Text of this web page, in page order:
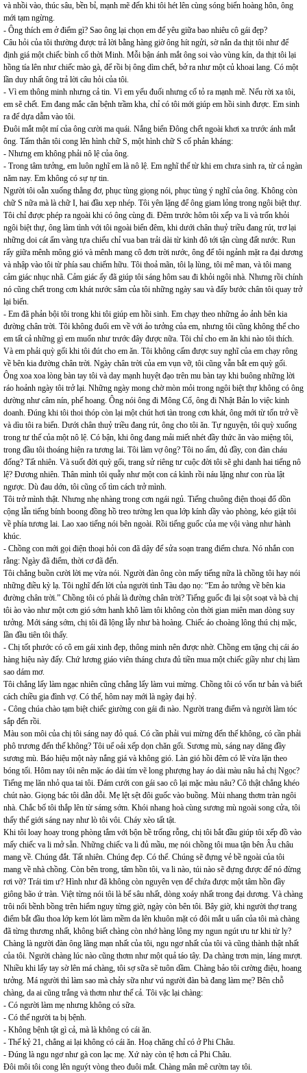
và nhồi vào, thúc sâu, bền bỉ, mạnh mẽ đến khi tôi hét lên cùng sóng biển hoàng hôn, ông
mới tạm ngừng.
- Ông thích em ở điểm gì? Sao ông lại chọn em để yêu giữa bao nhiêu cô gái đẹp?
Câu hỏi của tôi thường được trả lời bằng hàng giờ ông hít ngửi, sờ nắn da thịt tôi như để
định giá một chiếc bình cổ thời Minh. Mỗi bận ánh mắt ông soi vào vùng kín, da thịt tôi lại
hồng tía lên như chiếc mào gà, để rồi bị ông dìm chết, bở ra như một củ khoai lang. Có một
lần duy nhất ông trả lời câu hỏi của tôi.
- Vì em thông minh nhưng cả tin. Vì em yếu đuối nhưng cố tỏ ra mạnh mẽ. Nếu rời xa tôi,
em sẽ chết. Em đang mắc căn bệnh trầm kha, chỉ có tôi mới giúp em hồi sinh được. Em sinh
ra để dựa dẫm vào tôi.
Đuôi mắt một mí của ông cười ma quái. Nắng biển Đông chết ngoài khơi xa trước ánh mắt
ông. Tấm thân tôi cong lên hình chữ S, một hình chữ S cố phản kháng:
- Nhưng em không phải nô lệ của ông.
- Trong tâm tưởng, em luôn nghĩ em là nô lệ. Em nghĩ thế từ khi em chưa sinh ra, từ cả ngàn
năm nay. Em không có sự tự tin.
Người tôi oằn xuống thẳng đơ, phục tùng giọng nói, phục tùng ý nghĩ của ông. Không còn
chữ S nữa mà là chữ I, hai đầu xẹp nhép. Tôi yên lặng để ông giam lỏng trong ngôi biệt thự.
Tôi chỉ được phép ra ngoài khi có ông cùng đi. Đêm trước hôm tôi xếp va li và trốn khỏi
ngôi biệt thự, ông làm tình với tôi ngoài biển đêm, khi dưới chân thuỷ triều đang rút, trơ lại
những doi cát ẩm vàng tựa chiếu chỉ vua ban trải dài từ kinh đô tới tận cùng đất nước. Run
rẩy giữa mênh mông gió và mênh mang cô đơn trời nước, ông để tôi ngảnh mặt ra đại dương
và nhập vào tôi từ phía sau chiếm hữu. Tôi thoả mãn, tôi lạ lùng, tôi mê man, và tôi mang
cảm giác nhục nhã. Cảm giác ấy đã giúp tôi sáng hôm sau đi khỏi ngôi nhà. Nhưng rồi chính
nó cũng chết trong cơn khát nước sâm của tôi những ngày sau và đẩy bước chân tôi quay trở
lại biển.
- Em đã phản bội tôi trong khi tôi giúp em hồi sinh. Em chạy theo những ảo ảnh bên kia
đường chân trời. Tôi không đuổi em về với ảo tưởng của em, nhưng tôi cũng không thể cho
em tất cả những gì em muốn như trước đây được nữa. Tôi chỉ cho em ăn khi nào tôi thích.
Và em phải quỳ gối khi tôi đút cho em ăn. Tôi không cấm được suy nghĩ của em chạy rông
về bên kia đường chân trời. Ngày chân trời của em vụn vỡ, tôi cũng vẫn bắt em quỳ gối.
Ông xoa xoa lòng bàn tay tôi và day mạnh huyệt đạo trên mu bàn tay khi buông những lời
ráo hoảnh ngày tôi trở lại. Những ngày mong chờ mòn mỏi trong ngôi biệt thự không có ông
dường như câm nín, phế hoang. Ông nói ông đi Mông Cổ, ông đi Nhật Bản lo việc kinh
doanh. Đúng khi tôi thoi thóp còn lại một chút hơi tàn trong cơn khát, ông mới từ tốn trở về
và dìu tôi ra biển. Dưới chân thuỷ triều đang rút, ông cho tôi ăn. Tự nguyện, tôi quỳ xuống
trong tư thế của một nô lệ. Có bận, khi ông đang mải miết nhét đầy thức ăn vào miệng tôi,
trong đầu tôi thoáng hiện ra tương lai. Tôi làm vợ ông? Tôi no ấm, đủ đầy, con đàn cháu
đống? Tất nhiên. Và suốt đời quỳ gối, trang sử riêng tư cuộc đời tôi sẽ ghi danh hai tiếng nô
lệ? Đương nhiên. Thân mình tôi quẫy như một con cá kình rồi náu lặng như con rùa lật
ngược. Dù đau dớn, tôi cũng cố tìm cách trở mình.
Tôi trở mình thật. Nhưng nhẹ nhàng trong cơn ngái ngủ. Tiếng chuông điện thoại đổ dồn
cộng lẫn tiếng bính boong đồng hồ treo tường len qua lớp kính dầy vào phòng, kéo giật tôi
về phía tương lai. Lao xao tiếng nói bên ngoài. Rồi tiếng guốc của mẹ vội vàng như hành
khúc.
- Chồng con mới gọi điện thoại hỏi con đã dậy để sửa soạn trang điểm chưa. Nó nhắn con
rằng: Ngày đã điểm, thời cơ đã đến.
Tôi chẳng buồn cười lời mẹ vừa nói. Người đàn ông còn mấy tiếng nữa là chồng tôi hay nói
những điều kỳ lạ. Tôi nghĩ đến lời của người tình Tàu dạo nọ: “Em ảo tưởng về bên kia
đường chân trời.” Chồng tôi có phải là đường chân trời? Tiếng guốc đi lại sột soạt và bà chị
tôi ào vào như một cơn gió sớm hanh khô làm tôi không còn thời gian miên man dòng suy
tưởng. Mới sáng sớm, chị tôi đã lộng lẫy như bà hoàng. Chiếc áo choàng lông thú chị mặc,
lần đầu tiên tôi thấy.
- Chị tốt phước có cô em gái xinh đẹp, thông minh nên được nhờ. Chồng em tặng chị cái áo
hàng hiệu này đấy. Chứ lương giáo viên tháng chưa đủ tiền mua một chiếc giầy như chị làm
sao dám mơ.
Tôi chẳng lấy làm ngạc nhiên cũng chẳng lấy làm vui mừng. Chồng tôi có vốn tư bản và biết
cách chiều gia đình vợ. Có thế, hôm nay mới là ngày đại hỷ.
- Công chúa chào tạm biệt chiếc giường con gái đi nào. Người trang điểm và người làm tóc
sắp đến rồi.
Màu son môi của chị tôi sáng nay đỏ quá. Có cần phải vui mừng đến thế không, có cần phải
phô trương đến thế không? Tôi uể oải xếp dọn chăn gối. Sương mù, sáng nay dăng đầy
sương mù. Báo hiệu một này nắng giá và không gió. Làn gió hồi đêm có lẽ vừa lặn theo
bóng tối. Hôm nay tôi nên mặc áo dài tím vẽ long phượng hay áo dài màu nâu hả chị Ngọc?
Tiếng mẹ lăn nhỏ qua tai tôi. Đám cưới con gái sao cô lại mặc màu nâu? Cô thật chẳng khéo
chút nào. Giọng bác tôi dằn dỗi. Mẹ lệt sệt đôi guốc vào buồng. Mùi nhang thơm tràn ngôi
nhà. Chắc bố tôi thắp lên từ sámg sớm. Khói nhang hoà cùng sương mù ngoài song cửa, tôi
thấy thế giới sáng nay như lò tôi vôi. Cháy xèo tất tật.
Khi tôi loay hoay trong phòng tắm với bộn bề trống rỗng, chị tôi bắt đầu giúp tôi xếp đồ vào
mấy chiếc va li mở sẵn. Những chiếc va li đủ mầu, mẹ nói chồng tôi mua tận bên Âu châu
mang về. Chúng đắt. Tất nhiên. Chúng đẹp. Có thể. Chúng sẽ đựng vẻ bề ngoài của tôi
mang về nhà chồng. Còn bên trong, tâm hồn tôi, va li nào, túi nào sẽ đựng được để nó đừng
rơi vỡ? Trái tim ư? Hình như đã không còn nguyên vẹn để chứa được một tâm hồn đầy
giông bão ứ tràn. Việt từng nói tôi là bể sâu nhất, dòng xoáy nhất trong đại dương. Và chàng
trôi nổi bềnh bồng trên hiểm nguy từng giờ, ngày còn bên tôi. Bây giờ, khi người thợ trang
điểm bắt đầu thoa lớp kem lót làm mềm da lên khuôn mặt có đôi mắt u uẩn của tôi mà chàng
đã từng thương nhất, không biết chàng còn nhớ hàng lông my ngun ngút ưu tư khi từ ly?
Chàng là người đàn ông lãng mạn nhất của tôi, ngu ngơ nhất của tôi và cũng thành thật nhất
của tôi. Người chàng lúc nào cũng thơm như một quả táo tây. Da chàng trơn mịn, láng mượt.
Nhiều khi lấy tay sờ lên má chàng, tôi sợ sữa sẽ tuôn dầm. Chàng bảo tôi cường điệu, hoang
tưởng. Má người thì làm sao mà chảy sữa như vú người đàn bà đang làm mẹ? Bên chỗ
chàng, da ai cũng trắng và thơm như thế cả. Tôi vặc lại chàng:
- Có người làm mẹ nhưng không có sữa.
- Có thể người ta bị bệnh.
- Không bệnh tật gì cả, mà là không có cái ăn.
- Thế kỷ 21, chẳng ai lại không có cái ăn. Hoạ chăng chỉ có ở Phi Châu.
- Đúng là ngu ngơ như gà con lạc mẹ. Xứ này còn tệ hơn cả Phi Châu.
Đôi môi tôi cong lên nguýt vòng theo đuôi mắt. Chàng mân mê cườm tay tôi.